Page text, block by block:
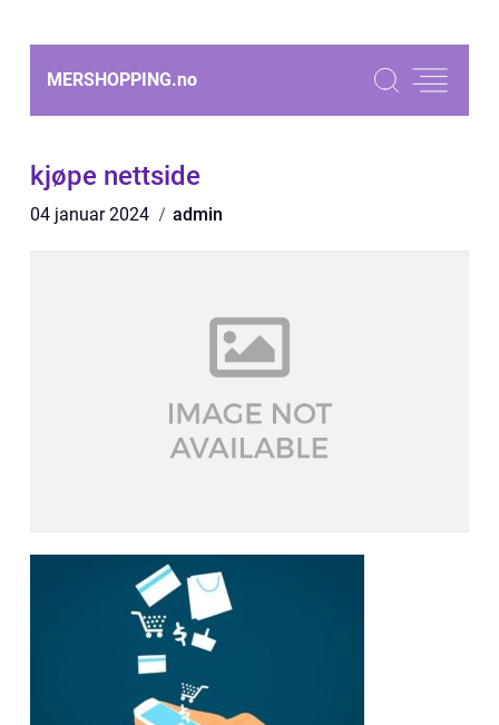
MERSHOPPING.no
kjøpe nettside
04 januar 2024 admin